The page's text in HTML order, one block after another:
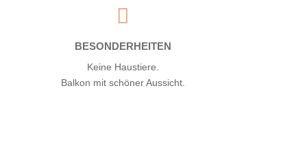

BESONDERHEITEN
Keine Haustiere.
Balkon mit schöner Aussicht.